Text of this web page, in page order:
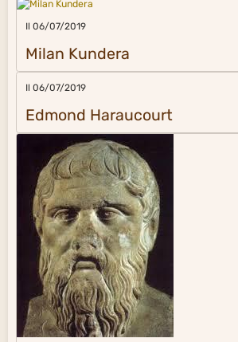
Il 06/07/2019
Milan Kundera
Il 06/07/2019
Edmond Haraucourt